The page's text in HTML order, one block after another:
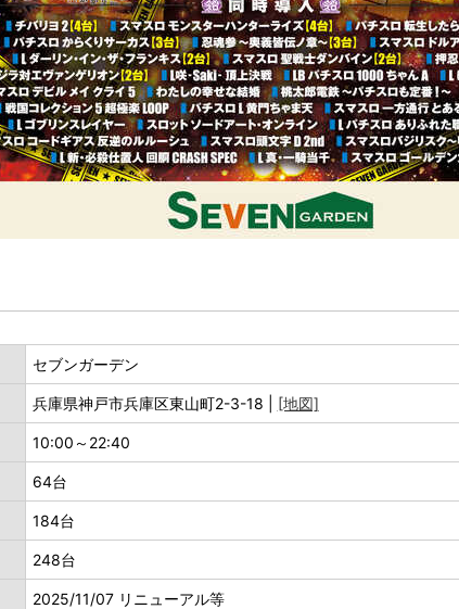
セブンガーデン
兵庫県神戸市兵庫区東山町2-3-18 | [地図]
10:00～22:40
64台
184台
248台
2025/11/07 リニューアル等